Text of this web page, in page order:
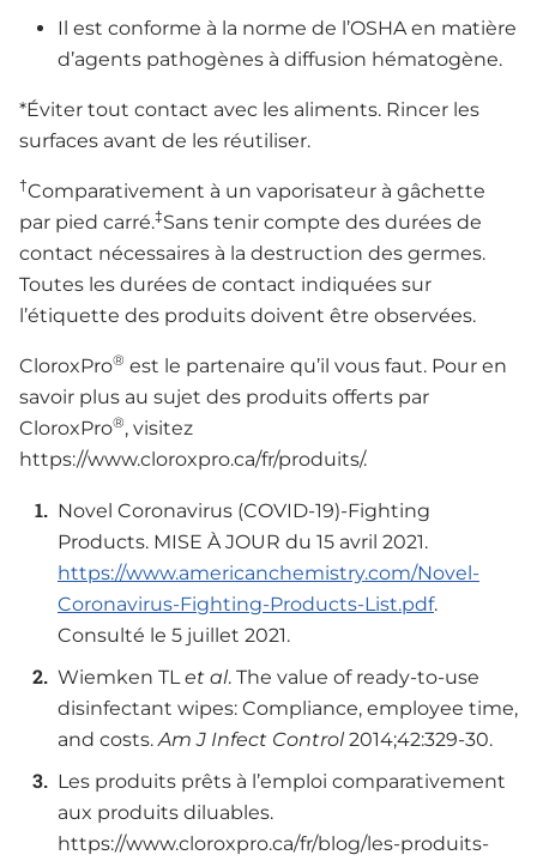
Il est conforme à la norme de l’OSHA en matière
d’agents pathogènes à diffusion hématogène.
*Éviter tout contact avec les aliments. Rincer les
surfaces avant de les réutiliser.
†Comparativement à un vaporisateur à gâchette
par pied carré.‡Sans tenir compte des durées de
contact nécessaires à la destruction des germes.
Toutes les durées de contact indiquées sur
l’étiquette des produits doivent être observées.
CloroxPro® est le partenaire qu’il vous faut. Pour en
savoir plus au sujet des produits offerts par
CloroxPro®, visitez
https://www.cloroxpro.ca/fr/produits/.
Novel Coronavirus (COVID-19)-Fighting
Products. MISE À JOUR du 15 avril 2021.
https://www.americanchemistry.com/Novel-
Coronavirus-Fighting-Products-List.pdf.
Consulté le 5 juillet 2021.
Wiemken TLet al. The value of ready-to-use
disinfectant wipes: Compliance, employee time,
and costs.Am J Infect Control2014;42:329-30.
Les produits prêts à l’emploi comparativement
aux produits diluables.
https://www.cloroxpro.ca/fr/blog/les-produits-